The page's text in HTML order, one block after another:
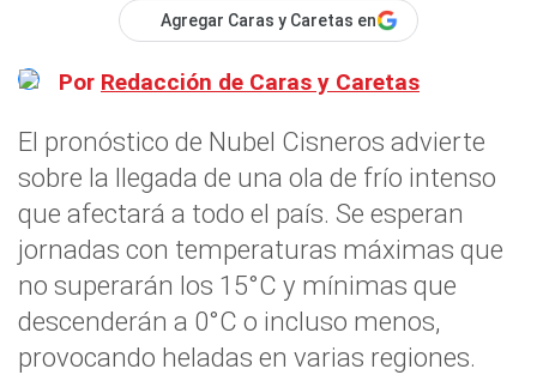
Agregar Caras y Caretas en
Por Redacción de Caras y Caretas
El pronóstico de Nubel Cisneros advierte
sobre la llegada de una ola de frío intenso
que afectará a todo el país. Se esperan
jornadas con temperaturas máximas que
no superarán los 15°C y mínimas que
descenderán a 0°C o incluso menos,
provocando heladas en varias regiones.